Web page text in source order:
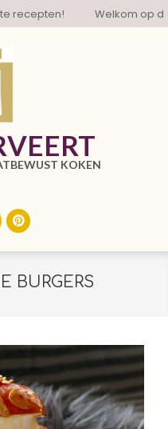
Welkom op de
KOKEN
BURGERS